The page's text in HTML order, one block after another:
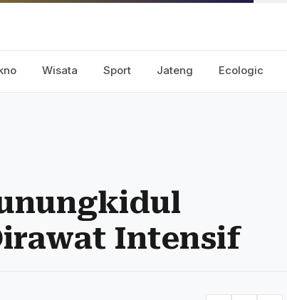
Wisata Sport Jateng Ecologic
Intensif